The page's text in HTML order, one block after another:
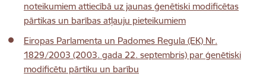
noteikumiem attiecībā uz jaunas ģenētiski modificētas
pārtikas un barības atļauju pieteikumiem
Eiropas Parlamenta un Padomes Regula (EK) Nr.
1829/2003 (2003. gada 22. septembris) par ģenētiski
modificētu pārtiku un barību